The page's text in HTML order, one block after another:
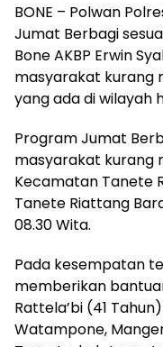
BONE – Polwan
Jumat Berbagi
Bone AKBP Erwin
masyarakat kurang
yang ada di wilayah
Program Jumat
masyarakat kurang
Kecamatan Tanete
Tanete Riattang
08.30 Wita.
Pada kesempatan
memberikan
Rattela’bi (41
Watampone,